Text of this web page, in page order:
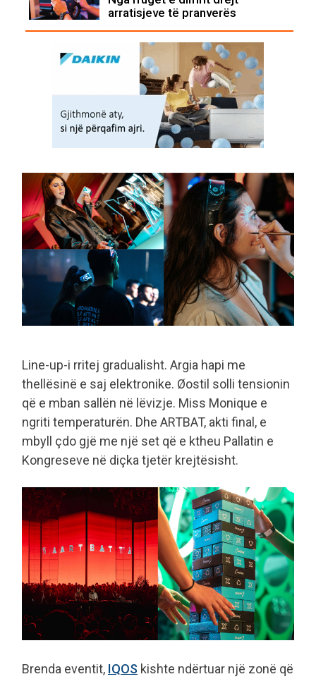
arratisjeve të pranverës
Line-up-i rritej gradualisht. Argia hapi me
thellësinë e saj elektronike. Øostil solli tensionin
që e mban sallën në lëvizje. Miss Monique e
ngriti temperaturën. Dhe ARTBAT, akti final, e
mbyll çdo gjë me një set që e ktheu Pallatin e
Kongreseve në diçka tjetër krejtësisht.
Brenda eventit, IQOS kishte ndërtuar një zonë që